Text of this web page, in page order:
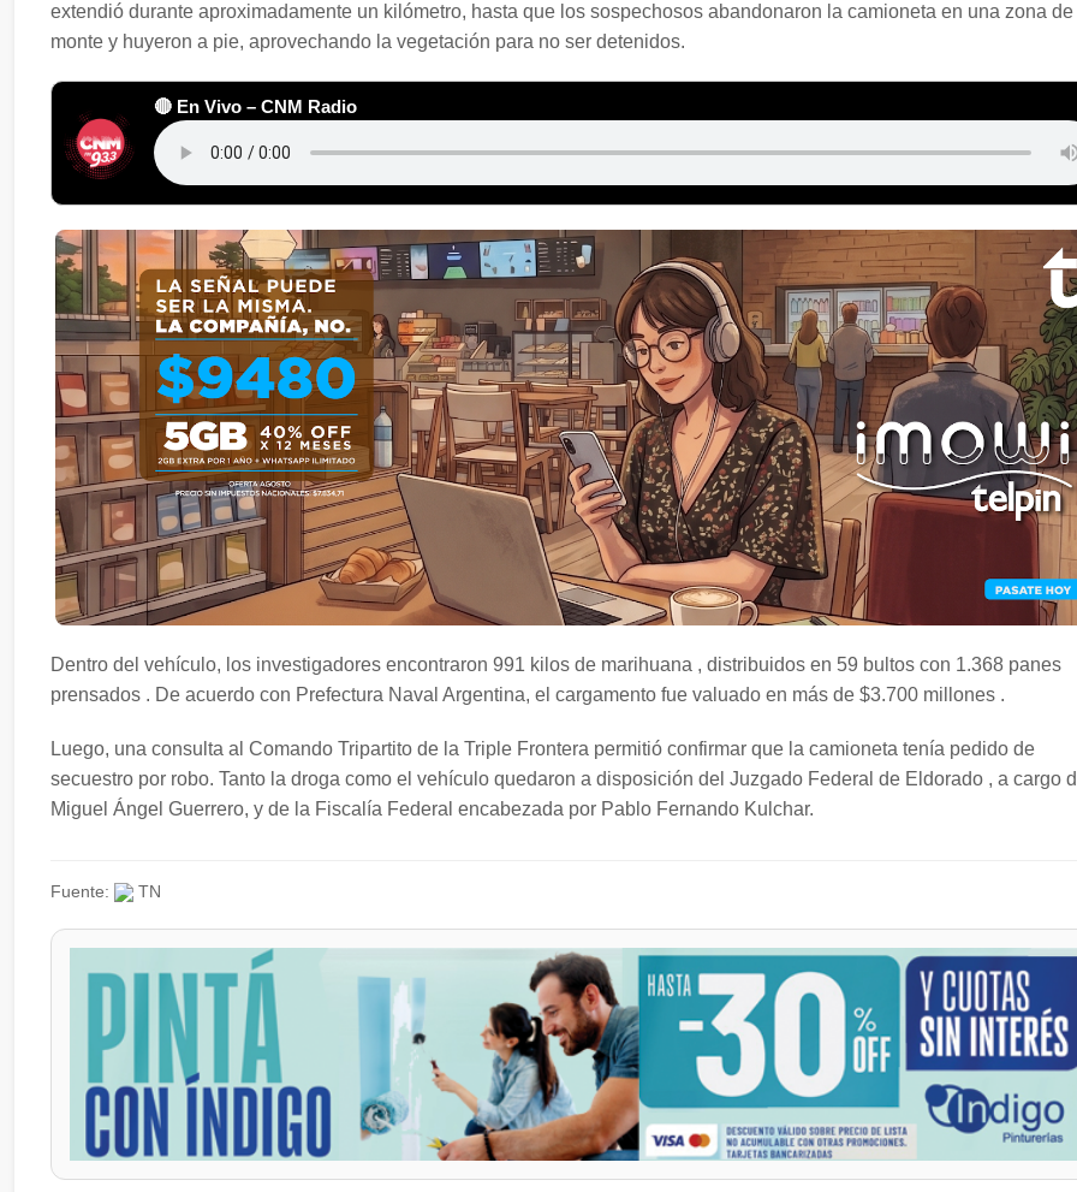
extendió durante aproximadamente un kilómetro, hasta que los sospechosos abandonaron la camioneta en una zona de
monte y huyeron a pie, aprovechando la vegetación para no ser detenidos.
🔴 En Vivo – CNM Radio
Dentro del vehículo, los investigadores encontraron 991 kilos de marihuana , distribuidos en 59 bultos con 1.368 panes
prensados . De acuerdo con Prefectura Naval Argentina, el cargamento fue valuado en más de $3.700 millones .
Luego, una consulta al Comando Tripartito de la Triple Frontera permitió confirmar que la camioneta tenía pedido de
secuestro por robo. Tanto la droga como el vehículo quedaron a disposición del Juzgado Federal de Eldorado , a cargo
Miguel Ángel Guerrero, y de la Fiscalía Federal encabezada por Pablo Fernando Kulchar.
Fuente: TN